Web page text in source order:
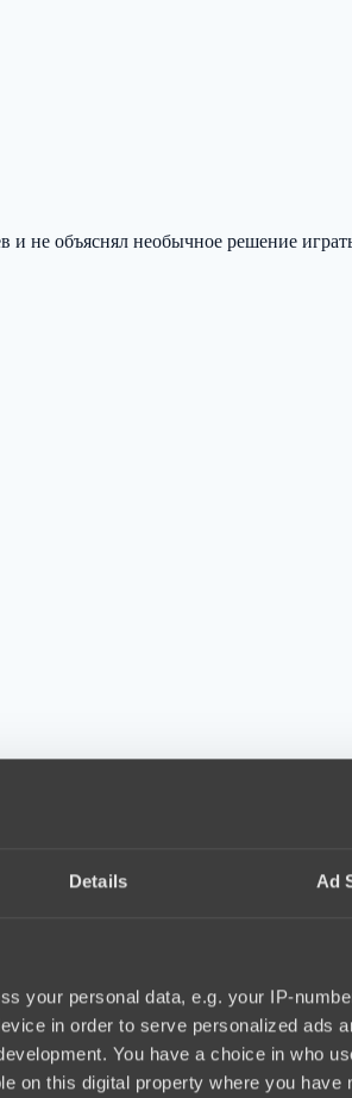
Details Ad
your personal data, e.g. your IP-
in order to serve personalized ads
You have a choice in who
on this digital property where you have
не объяснял необычное решение